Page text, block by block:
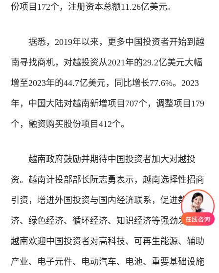
份项目172个，注册资本总额11.26亿美元。
据悉，2019年以来，更多中国投资者开始到越
南寻找商机，对越投资从2021年的29.2亿美元大幅
增至2023年的44.7亿美元，同比增长77.6%。2023
年，中国大陆对越南新增项目707个，调整项目179
个，融资购买股份项目412个。
越南政府鼓励并期待中国投资者加大对越投
资。越南计投部部长阮志勇表示，越南选择性招商
引资，增进外国投资与国内经济联系，促进数字经
济、绿色经济、循环经济、知识经济等强劲发展。
越南欢迎中国投资者对高科技、可再生能源、辅助
产业、电子元件、电动汽车、电池、重要基础设施